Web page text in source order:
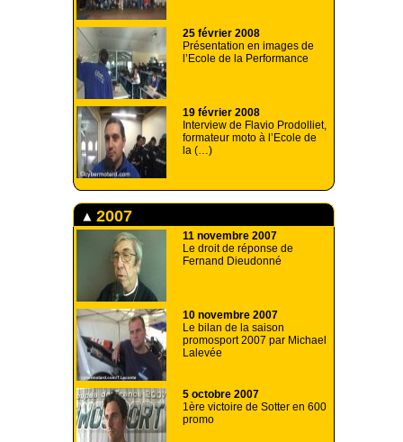
25 février 2008
Présentation en images de
l’Ecole de la Performance
19 février 2008
Interview de Flavio Prodolliet,
formateur moto à l’Ecole de
la (…)
2007
11 novembre 2007
Le droit de réponse de
Fernand Dieudonné
10 novembre 2007
Le bilan de la saison
promosport 2007 par Michael
Lalevée
5 octobre 2007
1ère victoire de Sotter en 600
promo